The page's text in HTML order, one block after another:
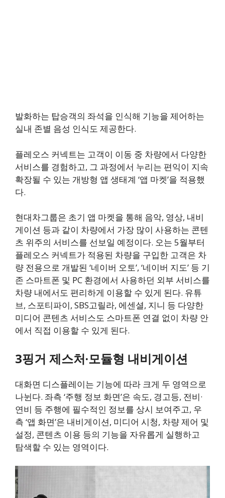
발화하는 탑승객의 좌석을 인식해 기능을 제어하는
실내 존별 음성 인식도 제공한다.
플레오스 커넥트는 고객이 이동 중 차량에서 다양한
서비스를 경험하고, 그 과정에서 누리는 편익이 지속
확장될 수 있는 개방형 앱 생태계 ‘앱 마켓’을 적용했
다.
현대차그룹은 초기 앱 마켓을 통해 음악, 영상, 내비
게이션 등과 같이 차량에서 가장 많이 사용하는 콘텐
츠 위주의 서비스를 선보일 예정이다. 오는 5월부터
플레오스 커넥트가 적용된 차량을 구입한 고객은 차
량 전용으로 개발된 ‘네이버 오토’, ‘네이버 지도’ 등 기
존 스마트폰 및 PC 환경에서 사용하던 외부 서비스를
차량 내에서도 편리하게 이용할 수 있게 된다. 유튜
브, 스포티파이, SBS고릴라, 에센셜, 지니 등 다양한
미디어 콘텐츠 서비스도 스마트폰 연결 없이 차량 안
에서 직접 이용할 수 있게 된다.
3핑거 제스처·모듈형 내비게이션
대화면 디스플레이는 기능에 따라 크게 두 영역으로
나뉜다. 좌측 ‘주행 정보 화면’은 속도, 경고등, 전비·
연비 등 주행에 필수적인 정보를 상시 보여주고, 우
측 ‘앱 화면’은 내비게이션, 미디어 시청, 차량 제어 및
설정, 콘텐츠 이용 등의 기능을 자유롭게 실행하고
탐색할 수 있는 영역이다.